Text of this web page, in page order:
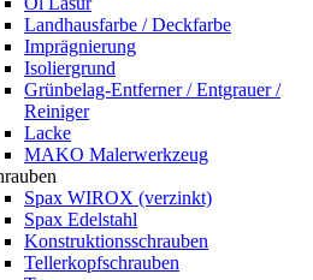
Landhausfarbe / Deckfarbe
Imprägnierung
Isoliergrund
Grünbelag-Entferner / Entgrauer /
Reiniger
Lacke
MAKO Malerwerkzeug
Spax WIROX (verzinkt)
Spax Edelstahl
Konstruktionsschrauben
Tellerkopfschrauben